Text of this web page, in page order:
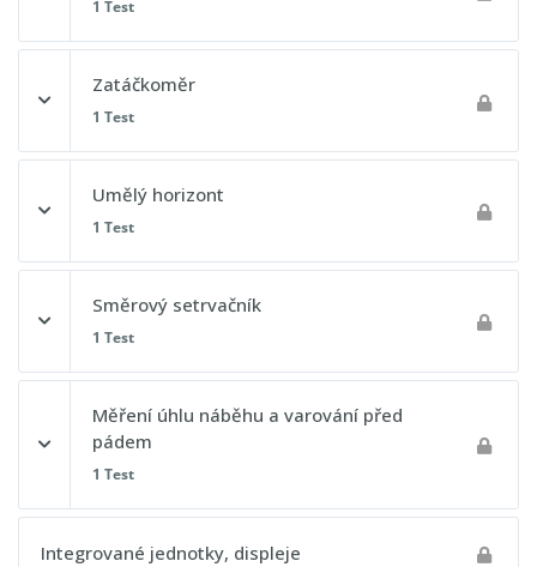
Postupový test 16 - Všeobecné znalosti letadla
1 Test
Obsah lekce
Postupový test 17 - Všeobecné znalosti letadla
Zatáčkoměr
1 Test
Obsah lekce
Postupový test 18 - Všeobecné znalosti letadla
Umělý horizont
1 Test
Obsah lekce
Postupový test 19 - Všeobecné znalosti letadla
Směrový setrvačník
1 Test
Obsah lekce
Měření úhlu náběhu a varování před
pádem
1 Test
Integrované jednotky, displeje